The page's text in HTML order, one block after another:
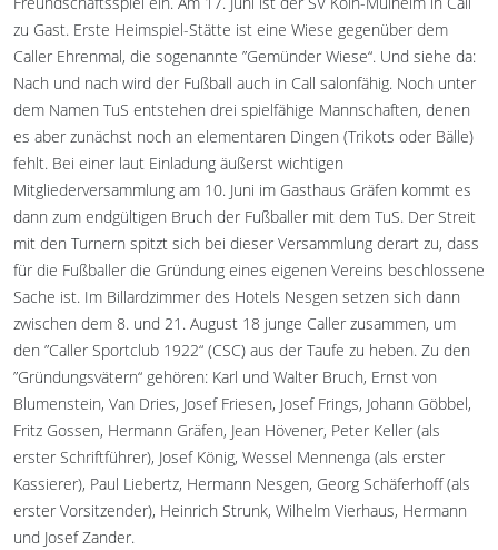
zu Gast. Erste Heimspiel-Stätte ist eine Wiese gegenüber dem
Caller Ehrenmal, die sogenannte ”Gemünder Wiese“. Und siehe da:
Nach und nach wird der Fußball auch in Call salonfähig. Noch unter
dem Namen TuS entstehen drei spielfähige Mannschaften, denen
es aber zunächst noch an elementaren Dingen (Trikots oder Bälle)
fehlt. Bei einer laut Einladung äußerst wichtigen
Mitgliederversammlung am 10. Juni im Gasthaus Gräfen kommt es
dann zum endgültigen Bruch der Fußballer mit dem TuS. Der Streit
mit den Turnern spitzt sich bei dieser Versammlung derart zu, dass
für die Fußballer die Gründung eines eigenen Vereins beschlossene
Sache ist. Im Billardzimmer des Hotels Nesgen setzen sich dann
zwischen dem 8. und 21. August 18 junge Caller zusammen, um
den ”Caller Sportclub 1922“ (CSC) aus der Taufe zu heben. Zu den
”Gründungsvätern“ gehören: Karl und Walter Bruch, Ernst von
Blumenstein, Van Dries, Josef Friesen, Josef Frings, Johann Göbbel,
Fritz Gossen, Hermann Gräfen, Jean Hövener, Peter Keller (als
erster Schriftführer), Josef König, Wessel Mennenga (als erster
Kassierer), Paul Liebertz, Hermann Nesgen, Georg Schäferhoff (als
erster Vorsitzender), Heinrich Strunk, Wilhelm Vierhaus, Hermann
und Josef Zander.